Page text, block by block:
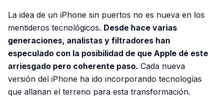
La idea de un iPhone sin puertos no es nueva en los
mentideros tecnológicos. Desde hace varias
generaciones, analistas y filtradores han
especulado con la posibilidad de que Apple dé este
arriesgado pero coherente paso. Cada nueva
versión del iPhone ha ido incorporando tecnologías
que allanan el terreno para esta transformación.